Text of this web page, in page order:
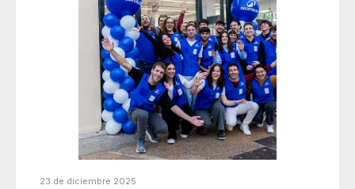
23 de diciembre 2025